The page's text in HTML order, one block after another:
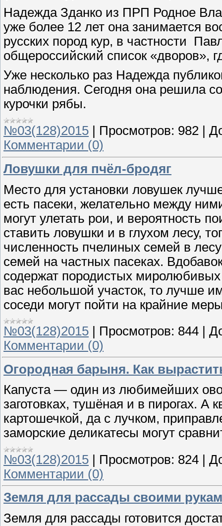
Надежда Зданко из ПРП Родное
уже более 12 лет она занимается
русских пород кур, в частности
общероссийский список «дворов»,
Уже несколько раз Надежда
наблюдения. Сегодня она решила
курочки рябы.
№03(128)2015
Просмотров: 982
Комментарии (0)
Ловушки для пчёл-бродяг
Место для установки ловушек
есть пасеки, желательно между
могут улетать рои, и вероятность
ставить ловушки и в глухом лесу,
численность пчелиных семей в
семей на частных пасеках.
содержат породистых
вас небольшой участок, то лучше
соседи могут пойти на крайние
№03(128)2015
Просмотров: 844
Комментарии (0)
Огородная барыня. Как
Капуста — один из любимейших
заготовках, тушёная и в пирогах. А
картошечкой, да с лучком,
заморские деликатесы могут
№03(128)2015
Просмотров: 824
Комментарии (0)
Земля для рассады своими
Земля для рассады готовится